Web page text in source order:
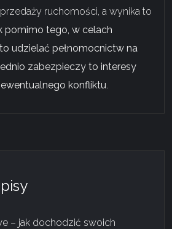
ruchomości, a wynika to
pomimo tego, w celach
udzielać pełnomocnictw na
zabezpieczy to interesy
konfliktu.
– jak dochodzić swoich